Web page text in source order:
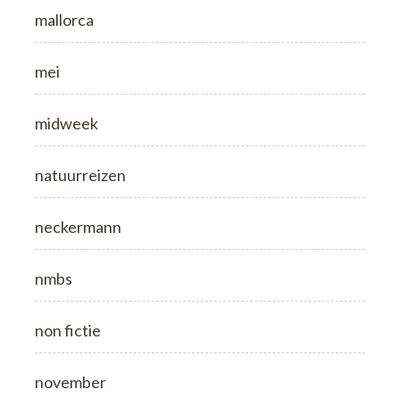
mallorca
mei
midweek
natuurreizen
neckermann
nmbs
non fictie
november